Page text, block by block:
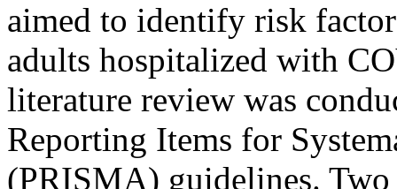
aimed to identify risk
adults hospitalized with
literature review was
Reporting Items for
(PRISMA) guidelines. Two